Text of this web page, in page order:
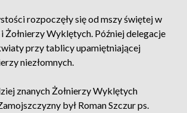
rozpoczęły się od mszy świętej w
Żołnierzy Wyklętych. Później delegacje
przy tablicy upamiętniającej
niezłomnych.
znanych Żołnierzy Wyklętych
był Roman Szczur ps.